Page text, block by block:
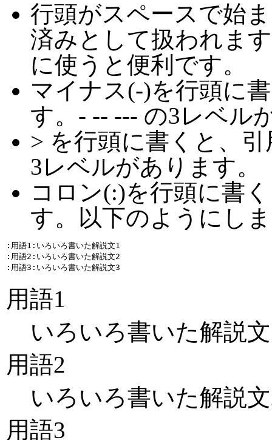
行頭がスペースで始
済みとして扱われま
に使うと便利です。
マイナス(-)を行頭に
す。- -- --- の3レベル
> を行頭に書くと、
3レベルがあります。
コロン(:)を行頭に書
す。以下のようにし
:用語1:いろいろ書いた解説文1
:用語2:いろいろ書いた解説文2
用語1
いろいろ書いた解説
用語2
いろいろ書いた解説
用語3